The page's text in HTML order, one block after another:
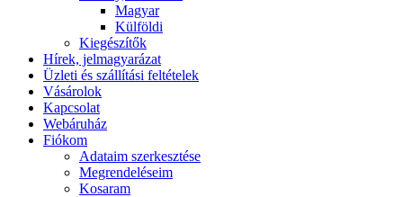
Magyar
Külföldi
Kiegészítők
Hírek, jelmagyarázat
Üzleti és szállítási feltételek
Vásárolok
Kapcsolat
Webáruház
Fiókom
Adataim szerkesztése
Megrendeléseim
Kosaram